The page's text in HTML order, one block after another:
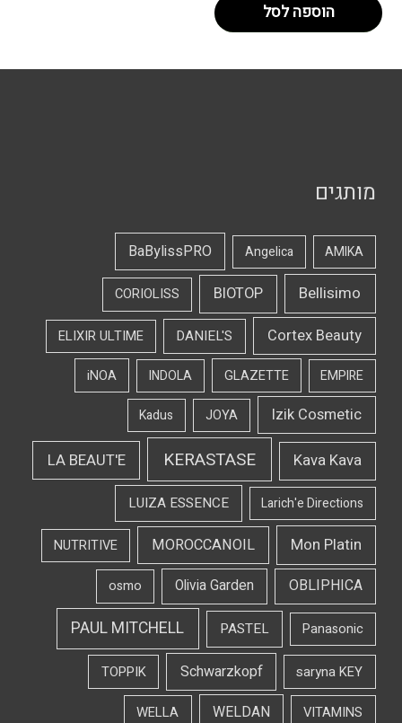
הוספה לסל
מותגים
AMIKA
Angelica
BaBylissPRO
Bellisimo
BIOTOP
CORIOLISS
Cortex Beauty
DANIEL'S
ELIXIR ULTIME
EMPIRE
GLAZETTE
INDOLA
iNOA
Izik Cosmetic
JOYA
Kadus
Kava Kava
KERASTASE
LA BEAUT'E
Larich'e Directions
LUIZA ESSENCE
Mon Platin
MOROCCANOIL
NUTRITIVE
OBLIPHICA
Olivia Garden
osmo
Panasonic
PASTEL
PAUL MITCHELL
saryna KEY
Schwarzkopf
TOPPIK
VITAMINS
WELDAN
WELLA